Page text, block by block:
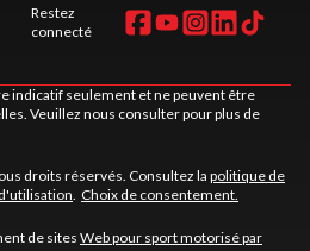
Restez
connecté
indicatif seulement et ne peuvent être
Veuillez nous consulter pour plus de
droits réservés. Consultez la politique de
. Choix de consentement.
de sitesWeb pour sport motorisé par